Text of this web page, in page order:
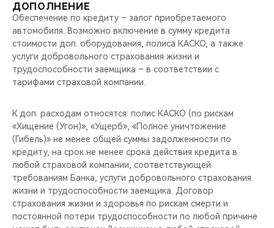
ДОПОЛНЕНИЕ
Обеспечение по кредиту – залог приобретаемого
автомобиля. Возможно включение в сумму кредита
стоимости доп. оборудования, полиса КАСКО, а также
услуги добровольного страхования жизни и
трудоспособности заемщика – в соответствии с
тарифами страховой компании.
К доп. расходам относятся: полис КАСКО (по рискам
«Хищение (Угон)», «Ущерб», «Полное уничтожение
(Гибель)» не менее общей суммы задолженности по
кредиту, на срок не менее срока действия кредита в
любой страховой компании, соответствующей
требованиям Банка, услуги добровольного страхования
жизни и трудоспособности заемщика. Договор
страхования жизни и здоровья по рискам смерти и
постоянной потери трудоспособности по любой причине